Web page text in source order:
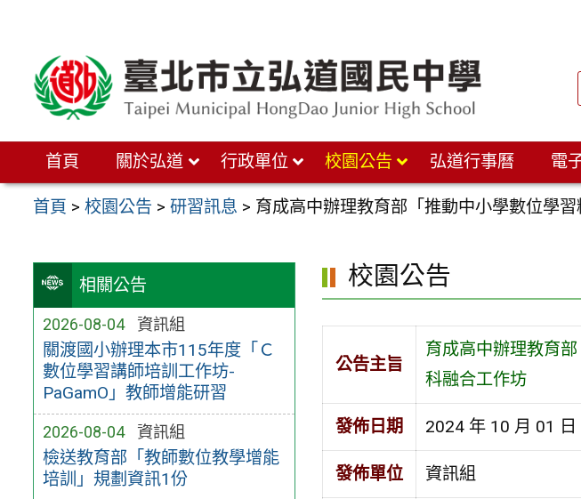
首頁 關於弘道 行政單位 校園公告 弘道行事曆 電
首頁 >校園公告 >研習訊息 > 育成高中辦理教育部「推動中小學數位學
相關公告
2026-08-04 資訊組
關渡國小辦理本市115年度「Ｃ
數位學習講師培訓工作坊-
PaGamO」教師增能研習
2026-08-04 資訊組
檢送教育部「教師數位教學增能
培訓」規劃資訊1份
校園公告
公告主旨
育成高中辦理教育
科融合工作坊
發佈日期 2024 年 10 月 01 日
發佈單位 資訊組